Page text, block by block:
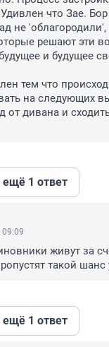
что Зае.
не
решают эти
и будущее
тем что
на следующих
от дивана и
ещё 1 ответ
09:09
живут за
такой шанс
ещё 1 ответ